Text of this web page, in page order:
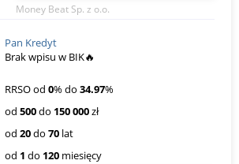
Money Beat Sp. z o.o.
Pan Kredyt
Brak wpisu w BIK🔥
RRSO od 0% do 34.97%
od 500do 150 000zł
od 20do 70 lat
od 1 do 120 miesięcy